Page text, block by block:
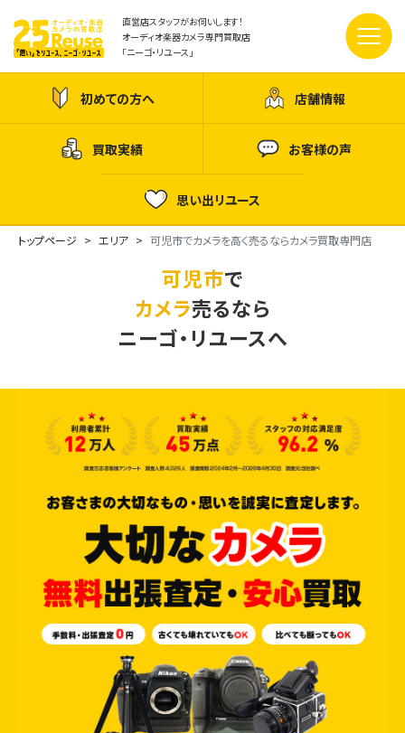
直営店スタッフがお伺いします！
オーディオ楽器カメラ専門買取店
「ニーゴ・リユース」
初めての方へ 店舗情報
買取実績 お客様の声
思い出リユース
トップページ エリア 可児市でカメラを高く売るならカメラ買取専門店
可児市で
カメラ売るなら
ニーゴ・リユースへ